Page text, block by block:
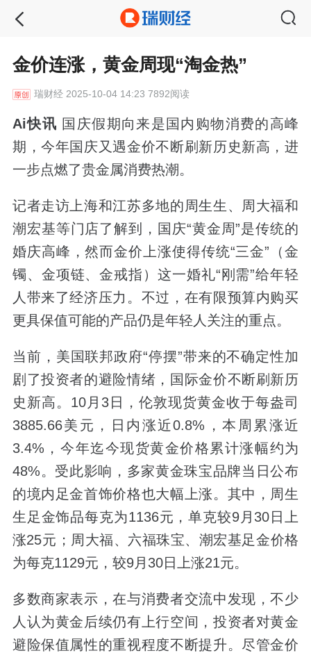
金价连涨，黄金周现“淘金热”
瑞财经2025-10-04 14:23 7892阅读
Ai快讯 国庆假期向来是国内购物消费的高峰
期，今年国庆又遇金价不断刷新历史新高，进
一步点燃了贵金属消费热潮。
记者走访上海和江苏多地的周生生、周大福和
潮宏基等门店了解到，国庆“黄金周”是传统的
婚庆高峰，然而金价上涨使得传统“三金”（金
镯、金项链、金戒指）这一婚礼“刚需”给年轻
人带来了经济压力。不过，在有限预算内购买
更具保值可能的产品仍是年轻人关注的重点。
当前，美国联邦政府“停摆”带来的不确定性加
剧了投资者的避险情绪，国际金价不断刷新历
史新高。10月3日，伦敦现货黄金收于每盎司
3885.66美元，日内涨近0.8%，本周累涨近
3.4%，今年迄今现货黄金价格累计涨幅约为
48%。受此影响，多家黄金珠宝品牌当日公布
的境内足金首饰价格也大幅上涨。其中，周生
生足金饰品每克为1136元，单克较9月30日上
涨25元；周大福、六福珠宝、潮宏基足金价格
为每克1129元，较9月30日上涨21元。
多数商家表示，在与消费者交流中发现，不少
人认为黄金后续仍有上行空间，投资者对黄金
避险保值属性的重视程度不断提升。尽管金价